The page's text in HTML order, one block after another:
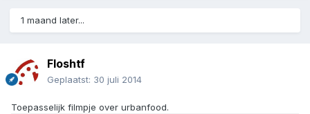
1 maand later...
Floshtf
Geplaatst: 30 juli 2014
Toepasselijk filmpje over urbanfood.